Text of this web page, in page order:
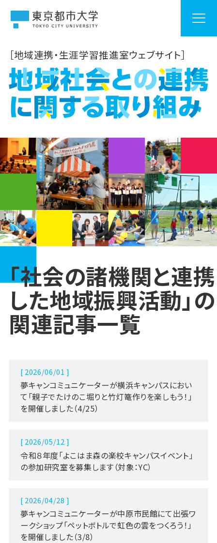
［地域連携・生涯学習推進室ウェブサイト］
「社会の諸機関と連携
した地域振興活動」の
関連記事一覧
[ 2026/06/01 ]
夢キャンコミュニケーターが横浜キャンパスにおい
て「親子でたけのこ堀りと竹灯篭作りを楽しもう！」
を開催しました（4/25）
[ 2026/05/12 ]
令和８年度「よこはま森の楽校キャンパスイベント」
の参加研究室を募集します（対象：YC）
[ 2026/04/28 ]
夢キャンコミュニケーターが中原市民館にて出張ワ
ークショップ「ペットボトルで虹色の雲をつくろう！」
を開催しました（3/8）